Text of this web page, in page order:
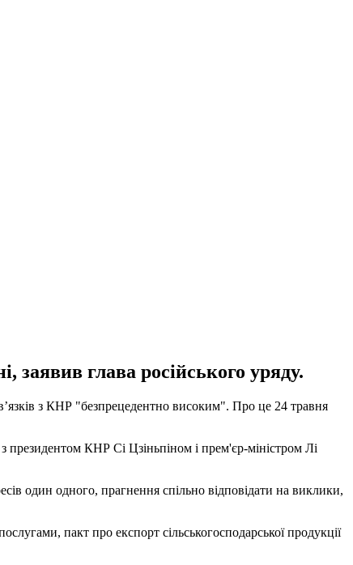
заявив глава російського уряду.
з КНР "безпрецедентно високим". Про це 24 травня
президентом КНР Сі Цзіньпіном і прем'єр-міністром Лі
один одного, прагнення спільно відповідати на виклики,
пакт про експорт сільськогосподарської продукції